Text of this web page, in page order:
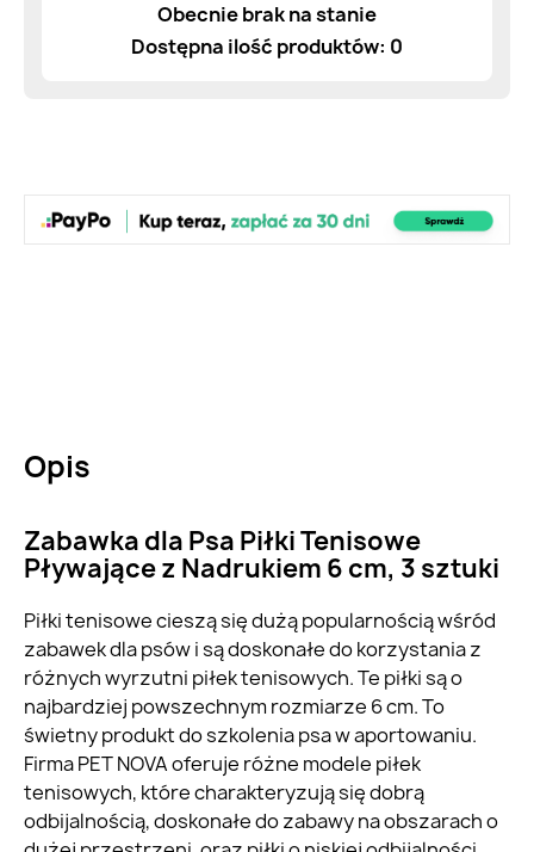
Obecnie brak na stanie
Dostępna ilość produktów: 0
Opis
Zabawka dla Psa Piłki Tenisowe
Pływające z Nadrukiem 6 cm, 3 sztuki
Piłki tenisowe cieszą się dużą popularnością wśród
zabawek dla psów i są doskonałe do korzystania z
różnych wyrzutni piłek tenisowych. Te piłki są o
najbardziej powszechnym rozmiarze 6 cm. To
świetny produkt do szkolenia psa w aportowaniu.
Firma PET NOVA oferuje różne modele piłek
tenisowych, które charakteryzują się dobrą
odbijalnością, doskonałe do zabawy na obszarach o